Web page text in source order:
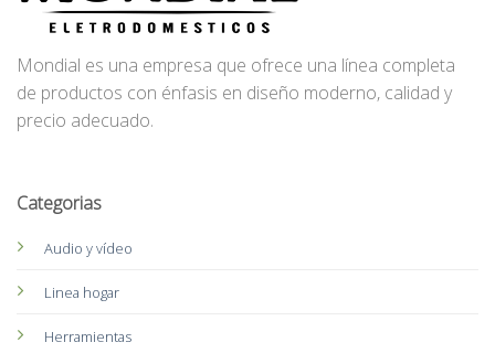
Mondial es una empresa que ofrece una línea completa
de productos con énfasis en diseño moderno, calidad y
precio adecuado.
Categorias
Audio y vídeo
Linea hogar
Herramientas